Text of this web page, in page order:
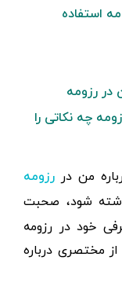
استفاده
در رزومه
چه نکاتی را
من در رزومه
شود، صحبت
خود در رزومه
مختصری درباره